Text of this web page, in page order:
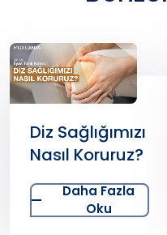
Diz Sağlığımızı
Nasıl Koruruz?
Daha Fazla
Oku